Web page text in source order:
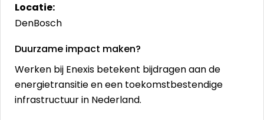
Locatie:
DenBosch
Duurzame impact maken?
Werken bij Enexis betekent bijdragen aan de
energietransitie en een toekomstbestendige
infrastructuur in Nederland.